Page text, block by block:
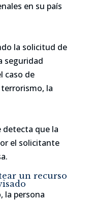
en su país
la solicitud de
seguridad
caso de
la
detecta que la
el solicitante
un recurso
la persona